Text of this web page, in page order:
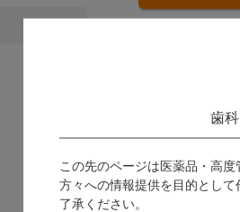
歯
この先のページは医薬品・高
方々への情報提供を目的とし
了承ください。